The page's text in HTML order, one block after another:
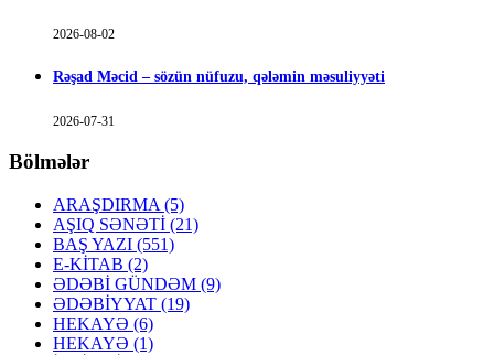
2026-08-02
Rəşad Məcid – sözün nüfuzu, qələmin məsuliyyəti
2026-07-31
Bölmələr
ARAŞDIRMA (5)
AŞIQ SƏNƏTİ (21)
BAŞ YAZI (551)
E-KİTAB (2)
ƏDƏBİ GÜNDƏM (9)
ƏDƏBİYYAT (19)
HEKAYƏ (6)
HEKAYƏ (1)